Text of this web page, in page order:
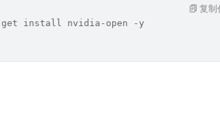
get install nvidia-open -y
复制